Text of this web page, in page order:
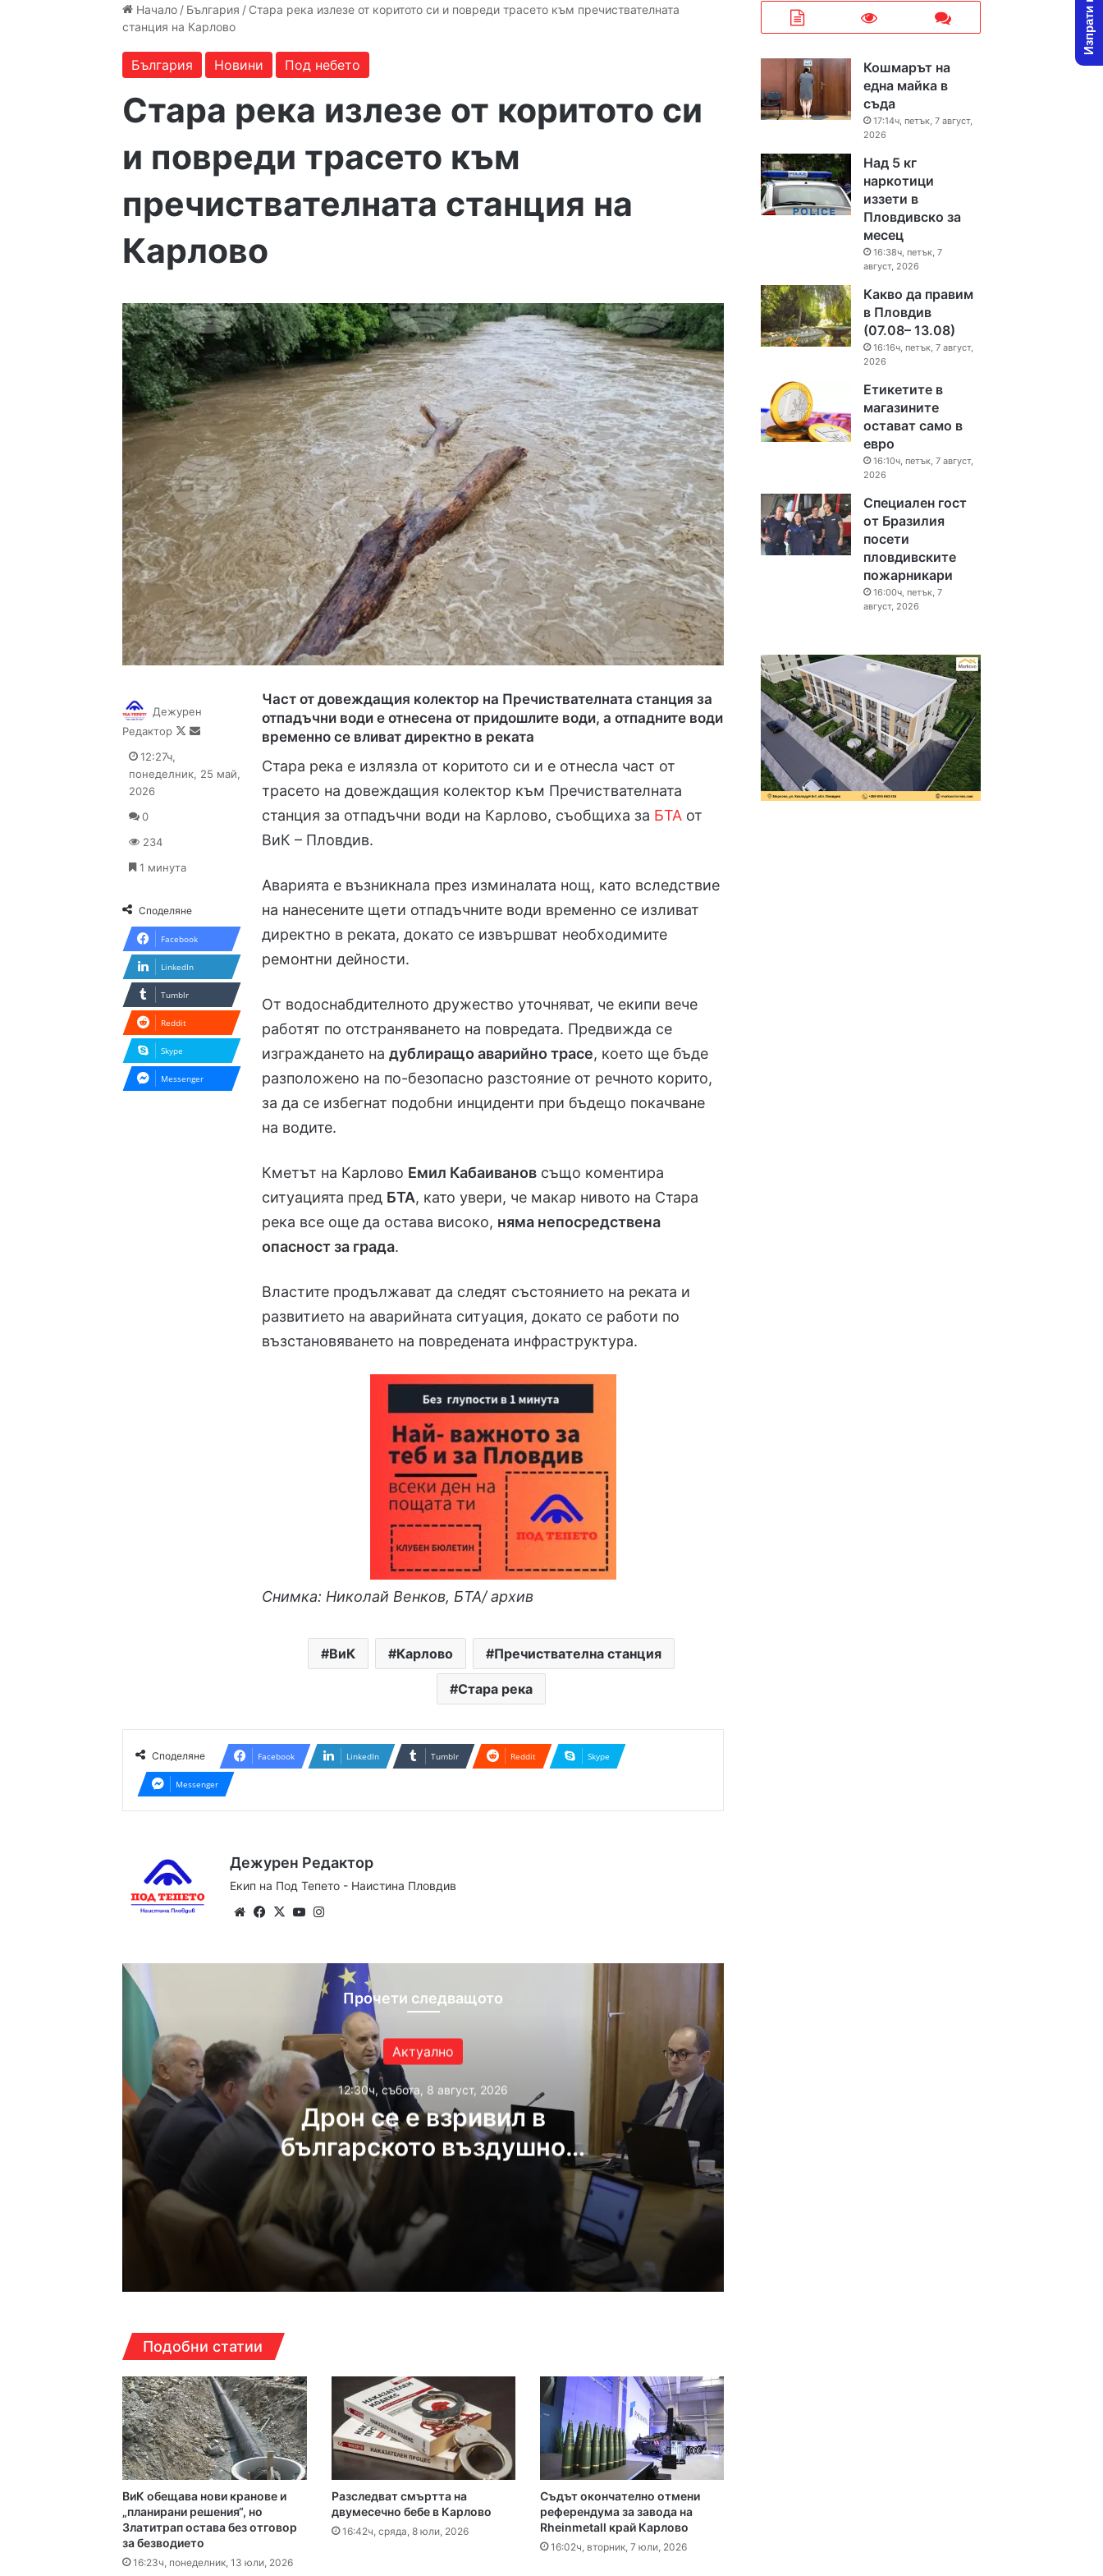
Начало / България / Стара река излезе от коритото си и повреди трасето към пречиствателната
станция на Карлово
България Новини Под небето
Стара река излезе от коритото си
и повреди трасето към
пречиствателната станция на
Карлово
Част от довеждащия колектор на Пречиствателната станция за
отпадъчни води е отнесена от придошлите води, а отпадните води
временно се вливат директно в реката
Стара река е излязла от коритото си и е отнесла част от
трасето на довеждащия колектор към Пречиствателната
станция за отпадъчни води на Карлово, съобщиха за БТА от
ВиК – Пловдив.
Аварията е възникнала през изминалата нощ, като вследствие
на нанесените щети отпадъчните води временно се изливат
директно в реката, докато се извършват необходимите
ремонтни дейности.
От водоснабдителното дружество уточняват, че екипи вече
работят по отстраняването на повредата. Предвижда се
изграждането надублиращо аварийно трасе, което ще бъде
разположено на по-безопасно разстояние от речното корито,
за да се избегнат подобни инциденти при бъдещо покачване
на водите.
Кметът на Карлово Емил Кабаиванов също коментира
ситуацията пред БТА, като увери, че макар нивото на Стара
река все още да остава високо, няма непосредствена
опасност за града.
Властите продължават да следят състоянието на реката и
развитието на аварийната ситуация, докато се работи по
възстановяването на повредената инфраструктура.
Снимка: Николай Венков, БТА/ архив
ВиК Карлово Пречиствателна станция
Стара река
Дежурен
Редактор
Follow
Send
12:27ч,
понеделник, 25 май,
2026
0
234
1 минута
Споделяне
Facebook
LinkedIn
Tumblr
Reddit
Skype
Messenger
Споделяне Facebook LinkedIn Tumblr Reddit Skype
Messenger
Дежурен Редактор
Екип на Под Тепето - Наистина Пловдив
WebsiteFacebook
X YouTube
Прочети следващото
Актуално
12:30ч, събота, 8 август, 2026
Дрон се е взривил в
българското въздушно
пространство
12:30ч, събота, 8 август, 2026
Дрон се е взривил в българското въздушно пространство
12:05ч, събота, 8 август, 2026
Чанове и вувузели огласят трибуните на Гребния канал
11:52ч, събота, 8 август, 2026
Пожар изпепели 3500 декара край Първомай
Подобни статии
ВиК обещава нови кранове и
„планирани решения“, но
Златитрап остава без отговор
за безводието
16:23ч, понеделник, 13 юли, 2026
Разследват смъртта на
двумесечно бебе в Карлово
16:42ч, сряда, 8 юли, 2026
Съдът окончателно отмени
референдума за завода на
Rheinmetall край Карлово
16:02ч, вторник, 7 юли, 2026
Кошмарът на
една майка в
съда
17:14ч, петък, 7 август,
2026
Над 5 кг
наркотици
иззети в
Пловдивско за
месец
16:38ч, петък, 7
август, 2026
Какво да правим
в Пловдив
(07.08– 13.08)
16:16ч, петък, 7 август,
2026
Етикетите в
магазините
остават само в
евро
16:10ч, петък, 7 август,
2026
Специален гост
от Бразилия
посети
пловдивските
пожарникари
16:00ч, петък, 7
август, 2026